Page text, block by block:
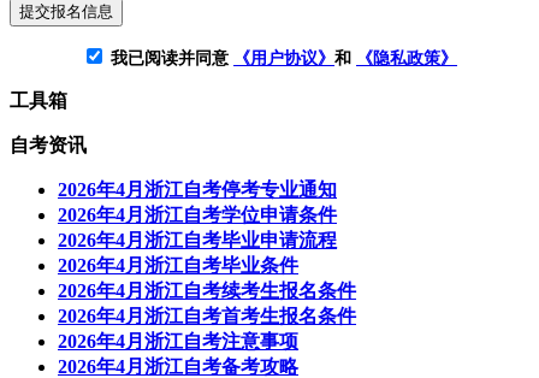
提交报名信息
我已阅读并同意 《用户协议》 和 《隐私政策》
工具箱
自考资讯
2026年4月浙江自考停考专业通知
2026年4月浙江自考学位申请条件
2026年4月浙江自考毕业申请流程
2026年4月浙江自考毕业条件
2026年4月浙江自考续考生报名条件
2026年4月浙江自考首考生报名条件
2026年4月浙江自考注意事项
2026年4月浙江自考备考攻略